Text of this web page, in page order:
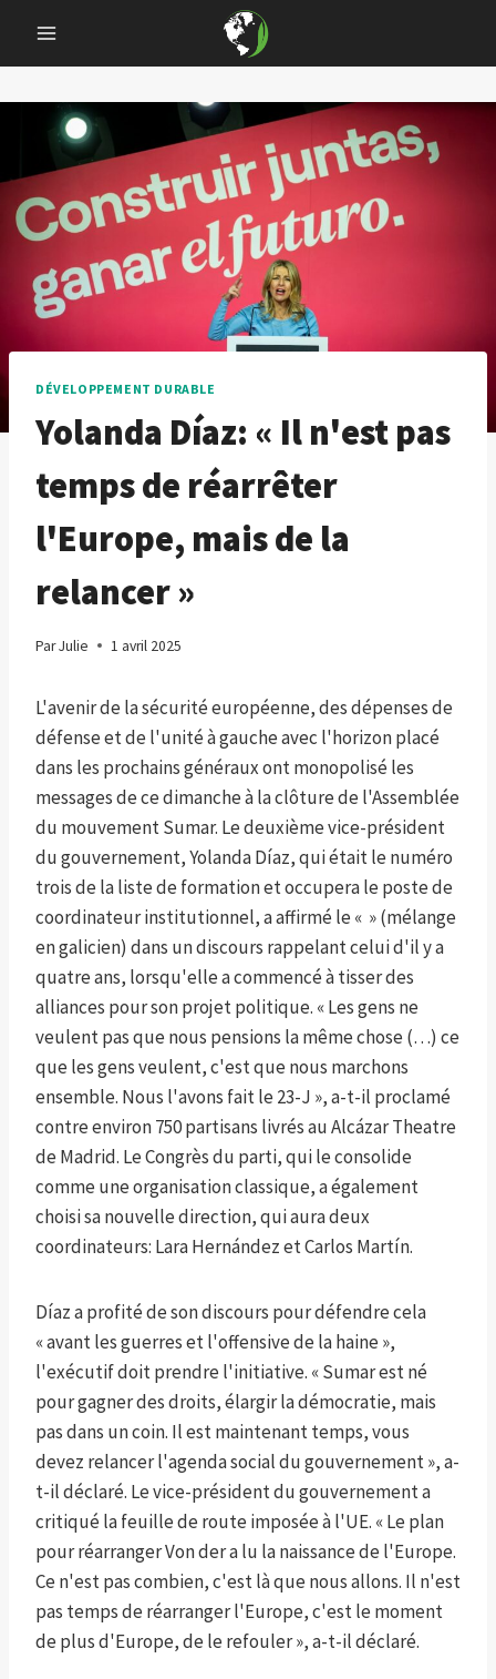
content
DÉVELOPPEMENT DURABLE
Yolanda Díaz: « Il n'est pas
temps de réarrêter
l'Europe, mais de la
relancer »
ParJulie 1 avril 2025
L'avenir de la sécurité européenne, des dépenses de
défense et de l'unité à gauche avec l'horizon placé
dans les prochains généraux ont monopolisé les
messages de ce dimanche à la clôture de l'Assemblée
du mouvement Sumar. Le deuxième vice-président
du gouvernement, Yolanda Díaz, qui était le numéro
trois de la liste de formation et occupera le poste de
coordinateur institutionnel, a affirmé le « » (mélange
en galicien) dans un discours rappelant celui d'il y a
quatre ans, lorsqu'elle a commencé à tisser des
alliances pour son projet politique. « Les gens ne
veulent pas que nous pensions la même chose (…) ce
que les gens veulent, c'est que nous marchons
ensemble. Nous l'avons fait le 23-J », a-t-il proclamé
contre environ 750 partisans livrés au Alcázar Theatre
de Madrid. Le Congrès du parti, qui le consolide
comme une organisation classique, a également
choisi sa nouvelle direction, qui aura deux
coordinateurs: Lara Hernández et Carlos Martín.
Díaz a profité de son discours pour défendre cela
« avant les guerres et l'offensive de la haine »,
l'exécutif doit prendre l'initiative. « Sumar est né
pour gagner des droits, élargir la démocratie, mais
pas dans un coin. Il est maintenant temps, vous
devez relancer l'agenda social du gouvernement », a-
t-il déclaré. Le vice-président du gouvernement a
critiqué la feuille de route imposée à l'UE. « Le plan
pour réarranger Von der a lu la naissance de l'Europe.
Ce n'est pas combien, c'est là que nous allons. Il n'est
pas temps de réarranger l'Europe, c'est le moment
de plus d'Europe, de le refouler », a-t-il déclaré.